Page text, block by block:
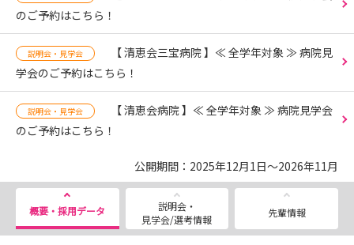
のご予約はこちら！
説明会・見学会
【 清恵会三宝病院 】≪ 全学年対象 ≫ 病院見
学会のご予約はこちら！
説明会・見学会
【 清恵会病院 】≪ 全学年対象 ≫ 病院見学会
のご予約はこちら！
公開期間：2025年12月1日～2026年11月
概要・採用データ
説明会・
見学会/選考情報
先輩情報